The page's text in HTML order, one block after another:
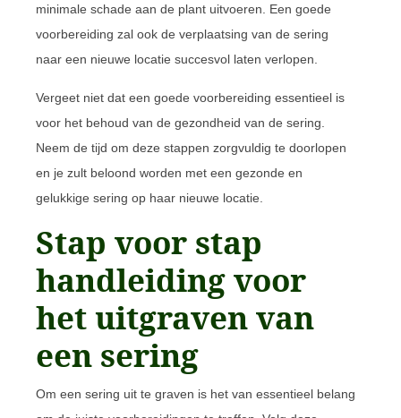
minimale schade aan de plant uitvoeren. Een goede
voorbereiding zal ook de verplaatsing van de sering
naar een nieuwe locatie succesvol laten verlopen.
Vergeet niet dat een goede voorbereiding essentieel is
voor het behoud van de gezondheid van de sering.
Neem de tijd om deze stappen zorgvuldig te doorlopen
en je zult beloond worden met een gezonde en
gelukkige sering op haar nieuwe locatie.
Stap voor stap
handleiding voor
het uitgraven van
een sering
Om een sering uit te graven is het van essentieel belang